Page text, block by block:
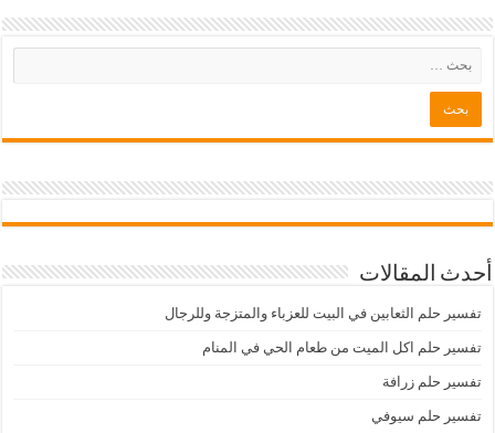
أحدث المقالات
تفسير حلم الثعابين في البيت للعزباء والمتزجة وللرجال
تفسير حلم اكل الميت من طعام الحي في المنام
تفسير حلم زرافة
تفسير حلم سيوفي